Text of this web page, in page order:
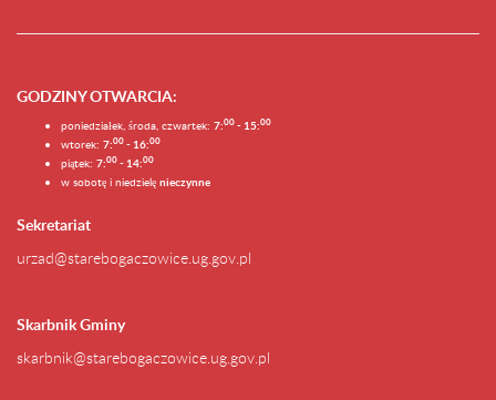
GODZINY OTWARCIA:
poniedziałek, środa, czwartek: 7:00 - 15:00
wtorek: 7:00 - 16:00
piątek: 7:00 - 14:00
w sobotę i niedzielę nieczynne
Sekretariat
urzad@starebogaczowice.ug.gov.pl
Skarbnik Gminy
skarbnik@starebogaczowice.ug.gov.pl